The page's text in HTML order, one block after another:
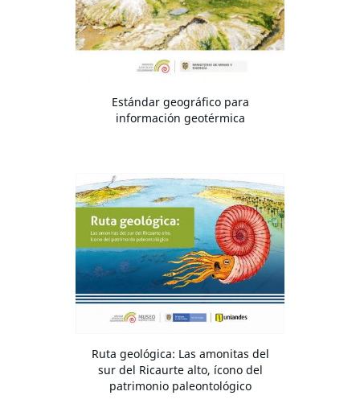
Estándar geográfico para
información geotérmica
Ruta geológica: Las amonitas del
sur del Ricaurte alto, ícono del
patrimonio paleontológico